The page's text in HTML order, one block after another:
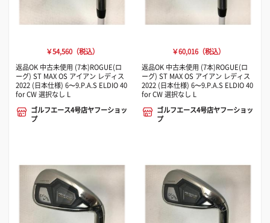
￥54,560（税込）
返品OK 中古未使用 (7本)ROGUE(ロ
ーグ) ST MAX OS アイアン レディス
2022 (日本仕様) 6〜9.P.A.S ELDIO 40
for CW 選択なし L
ゴルフエース4号店ヤフーショッ
プ
￥60,016（税込）
返品OK 中古未使用 (7本)ROGUE(ロ
ーグ) ST MAX OS アイアン レディス
2022 (日本仕様) 6〜9.P.A.S ELDIO 40
for CW 選択なし L
ゴルフエース4号店ヤフーショッ
プ